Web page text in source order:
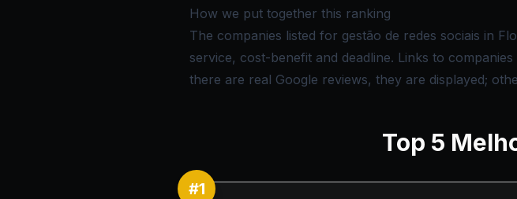
How we put together this ranking
The companies listed for gestão de redes sociais in
service, cost-benefit and deadline. Links to
there are real Google reviews, they are displayed;
Top 5
#1